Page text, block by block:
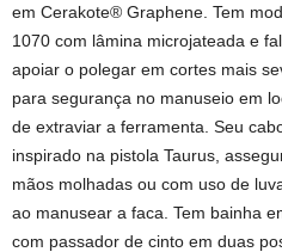
em Cerakote® Graphene. Tem
1070 com lâmina microjateada e
apoiar o polegar em cortes mais
para segurança no manuseio em
de extraviar a ferramenta. Seu
inspirado na pistola Taurus,
mãos molhadas ou com uso de
ao manusear a faca. Tem bainha
com passador de cinto em duas